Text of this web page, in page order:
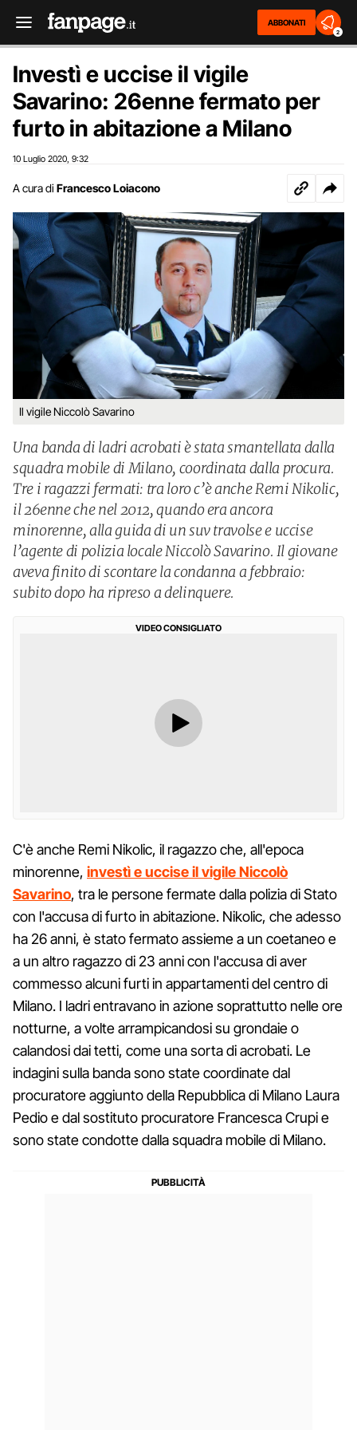
ABBONATI
2
Investì e uccise il vigile
Savarino: 26enne fermato per
furto in abitazione a Milano
10 Luglio 2020 9:32
A cura di Francesco Loiacono
Il vigile Niccolò Savarino
Una banda di ladri acrobati è stata smantellata dalla
squadra mobile di Milano, coordinata dalla procura.
Tre i ragazzi fermati: tra loro c’è anche Remi Nikolic,
il 26enne che nel 2012, quando era ancora
minorenne, alla guida di un suv travolse e uccise
l’agente di polizia locale Niccolò Savarino. Il giovane
aveva finito di scontare la condanna a febbraio:
subito dopo ha ripreso a delinquere.
VIDEO CONSIGLIATO
C'è anche Remi Nikolic, il ragazzo che, all'epoca
minorenne, investì e uccise il vigile Niccolò
Savarino, tra le persone fermate dalla polizia di Stato
con l'accusa di furto in abitazione. Nikolic, che adesso
ha 26 anni, è stato fermato assieme a un coetaneo e
a un altro ragazzo di 23 anni con l'accusa di aver
commesso alcuni furti in appartamenti del centro di
Milano. I ladri entravano in azione soprattutto nelle ore
notturne, a volte arrampicandosi su grondaie o
calandosi dai tetti, come una sorta di acrobati. Le
indagini sulla banda sono state coordinate dal
procuratore aggiunto della Repubblica di Milano Laura
Pedio e dal sostituto procuratore Francesca Crupi e
sono state condotte dalla squadra mobile di Milano.